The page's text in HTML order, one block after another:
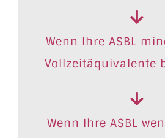
Wenn Ihre ASBL
Vollzeitäquivalente
Wenn Ihre ASBL